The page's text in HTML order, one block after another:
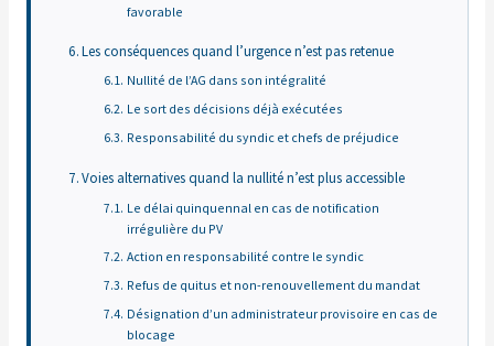
favorable
Les conséquences quand l’urgence n’est pas retenue
Nullité de l’AG dans son intégralité
Le sort des décisions déjà exécutées
Responsabilité du syndic et chefs de préjudice
Voies alternatives quand la nullité n’est plus accessible
Le délai quinquennal en cas de notification
irrégulière du PV
Action en responsabilité contre le syndic
Refus de quitus et non-renouvellement du mandat
Désignation d’un administrateur provisoire en cas de
blocage